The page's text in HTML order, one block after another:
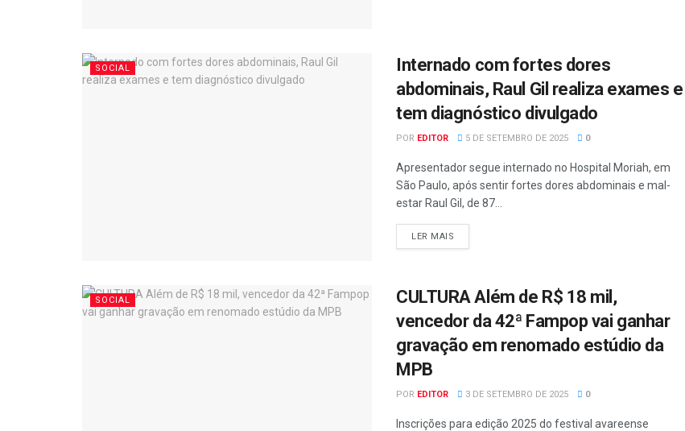
SOCIAL
Internado com fortes dores
abdominais, Raul Gil realiza exames e
tem diagnóstico divulgado
POR EDITOR 5 DE SETEMBRO DE 2025 0
Apresentador segue internado no Hospital Moriah, em
São Paulo, após sentir fortes dores abdominais e mal-
estar Raul Gil, de 87...
LER MAIS
SOCIAL
CULTURA Além de R$ 18 mil,
vencedor da 42ª Fampop vai ganhar
gravação em renomado estúdio da
MPB
POR EDITOR 3 DE SETEMBRO DE 2025 0
Inscrições para edição 2025 do festival avareense